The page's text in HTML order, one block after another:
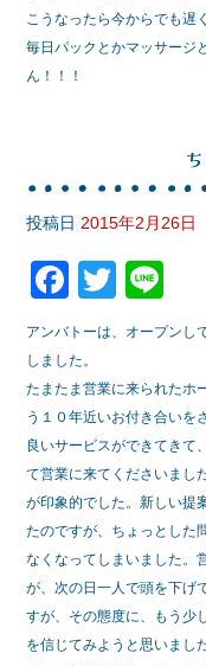
こうなったら今からでも遅
毎日パックとかマッサージ
ん！！！
投稿日 2015年2月26日
F
a
c
e
b
o
o
k
T
wi
er
n
アンバトーは、オープンし
しました。
たまたま営業に来られたホ
う１０年近いお付き合いを
良いサービスができてきて
て営業に来てくださいまし
が印象的でした。新しい提
たのですが、ちょっとした
なくなってしまいました。
が、次の日一人で頭を下げ
すが、その態度に、もう少
を信じてみようと思いまし